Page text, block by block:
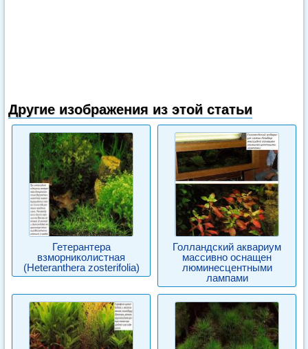
Другие изображения из этой статьи
Гетерантера
взморниколистная
(Heteranthera zosterifolia)
Голландский аквариум
массивно оснащен
люминесцентными
лампами